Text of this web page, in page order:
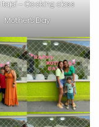
Itajaí – Cooking class
Mother’s Day